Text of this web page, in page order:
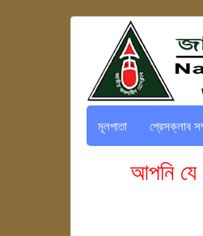
মূলপাতা প্রেসক্লাব
আপনি যে